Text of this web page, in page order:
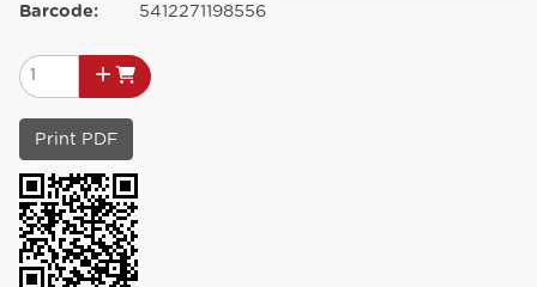
Barcode:
5412271198556
Print PDF